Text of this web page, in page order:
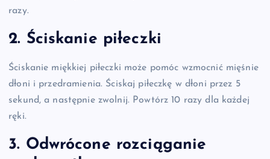
razy.
2. Ściskanie piłeczki
Ściskanie miękkiej piłeczki może pomóc wzmocnić mięśnie
dłoni i przedramienia. Ściskaj piłeczkę w dłoni przez 5
sekund, a następnie zwolnij. Powtórz 10 razy dla każdej
ręki.
3. Odwrócone rozciąganie